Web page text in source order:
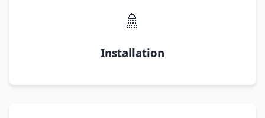
🚿
Installation